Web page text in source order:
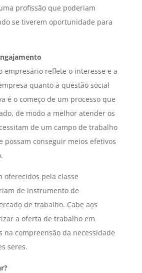
profissão que poderiam
se tiverem oportunidade para
empresário reflete o interesse e a
quanto à questão social
é o começo de um processo que
de modo a melhor atender os
de um campo de trabalho
possam conseguir meios efetivos
oferecidos pela classe
de instrumento de
de trabalho. Cabe aos
a oferta de trabalho em
na compreensão da necessidade
seres.